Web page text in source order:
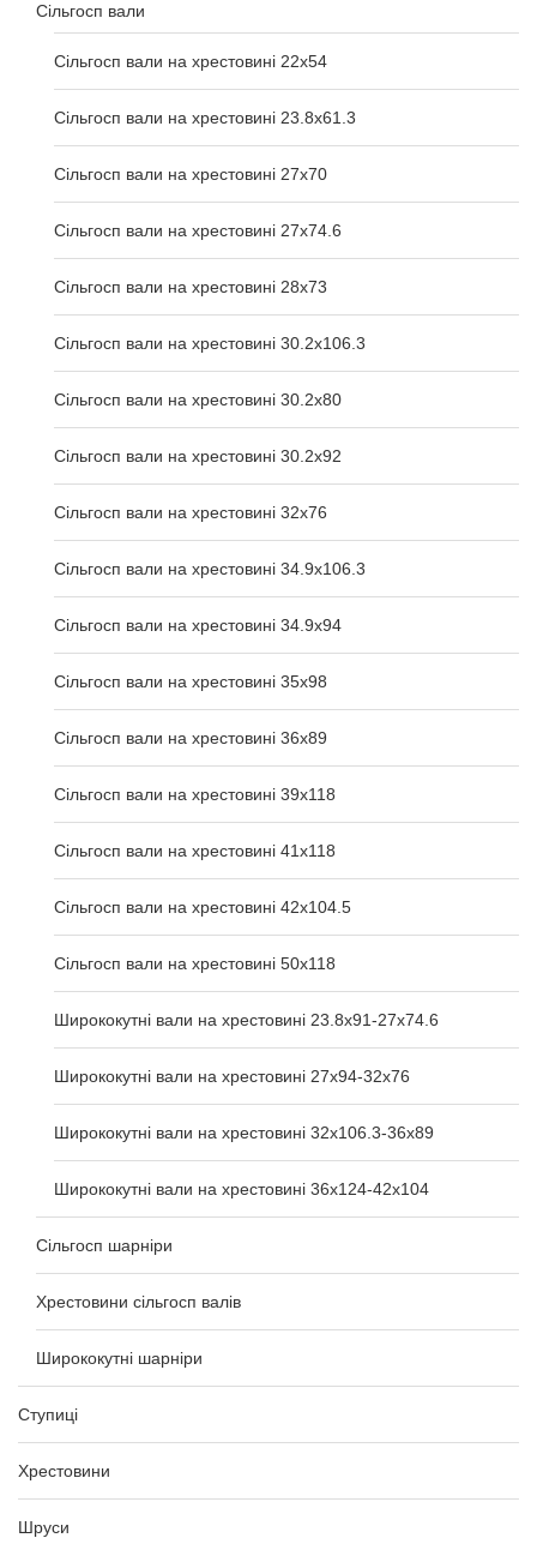
Сільгосп вали
Сільгосп вали на хрестовині 22х54
Сільгосп вали на хрестовині 23.8х61.3
Сільгосп вали на хрестовині 27х70
Сільгосп вали на хрестовині 27х74.6
Сільгосп вали на хрестовині 28х73
Сільгосп вали на хрестовині 30.2x106.3
Сільгосп вали на хрестовині 30.2x80
Сільгосп вали на хрестовині 30.2x92
Сільгосп вали на хрестовині 32x76
Сільгосп вали на хрестовині 34.9x106.3
Сільгосп вали на хрестовині 34.9x94
Сільгосп вали на хрестовині 35x98
Сільгосп вали на хрестовині 36x89
Сільгосп вали на хрестовині 39x118
Сільгосп вали на хрестовині 41x118
Сільгосп вали на хрестовині 42x104.5
Сільгосп вали на хрестовині 50x118
Ширококутні вали на хрестовині 23.8х91-27х74.6
Ширококутні вали на хрестовині 27х94-32х76
Ширококутні вали на хрестовині 32х106.3-36х89
Ширококутні вали на хрестовині 36х124-42х104
Сільгосп шарніри
Хрестовини сільгосп валів
Ширококутні шарніри
Ступиці
Хрестовини
Шруси